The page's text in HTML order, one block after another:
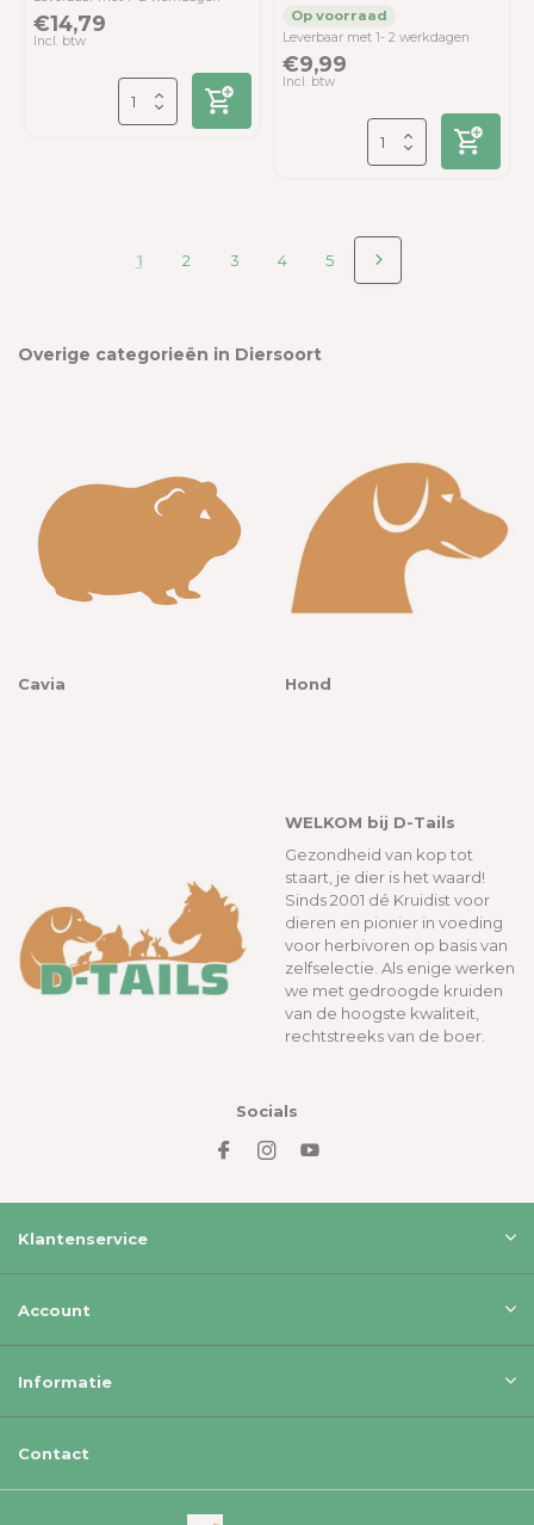
€14,79
Incl. btw Leverbaar met 1- 2 werkdagen
€9,99
Incl. btw
1 2 3 4 5
Overige categorieën in Diersoort
Cavia Hond
WELKOM bij D-Tails
Gezondheid van kop tot
staart, je dier is het waard!
Sinds 2001 dé Kruidist voor
dieren en pionier in voeding
voor herbivoren op basis van
zelfselectie. Als enige werken
we met gedroogde kruiden
van de hoogste kwaliteit,
rechtstreeks van de boer.
Socials
Klantenservice
Account
Informatie
Contact